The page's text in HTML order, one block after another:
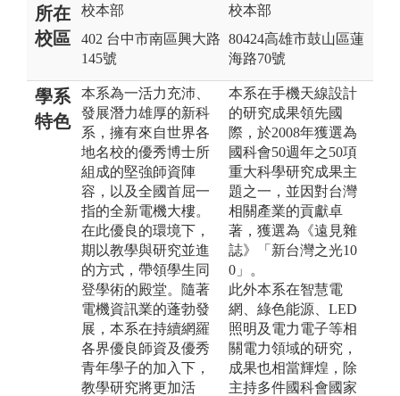
所在
校區
校本部
402 台中市南區興大路
145號
校本部
80424高雄市鼓山區蓮
海路70號
學系
特色
本系為一活力充沛、
發展潛力雄厚的新科
系，擁有來自世界各
地名校的優秀博士所
組成的堅強師資陣
容，以及全國首屈一
指的全新電機大樓。
在此優良的環境下，
期以教學與研究並進
的方式，帶領學生同
登學術的殿堂。隨著
電機資訊業的蓬勃發
展，本系在持續網羅
各界優良師資及優秀
青年學子的加入下，
教學研究將更加活
本系在手機天線設計
的研究成果領先國
際，於2008年獲選為
國科會50週年之50項
重大科學研究成果主
題之一，並因對台灣
相關產業的貢獻卓
著，獲選為《遠見雜
誌》「新台灣之光10
0」。
此外本系在智慧電
網、綠色能源、LED
照明及電力電子等相
關電力領域的研究，
成果也相當輝煌，除
主持多件國科會國家